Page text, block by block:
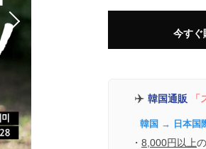
今すぐ
✈️ 韓国通販 「
韓国 → 日本国
・ 8,000円以上